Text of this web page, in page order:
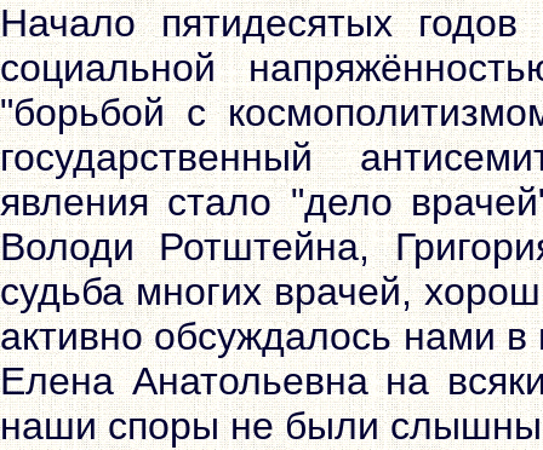
Начало пятидесятых
социальной
"борьбой с
государственный
явления стало "дело
Володи Ротштейна,
судьба многих врачей,
активно обсуждалось нами
Елена Анатольевна на
наши споры не были слышны